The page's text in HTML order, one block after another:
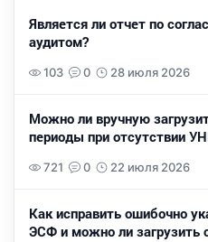
Является ли отчет по
аудитом?
103 0 28 июля 2026
Можно ли вручную
периоды при отсутствии
721 0 22 июля 2026
Как исправить ошибочно
ЭСФ и можно ли загрузить